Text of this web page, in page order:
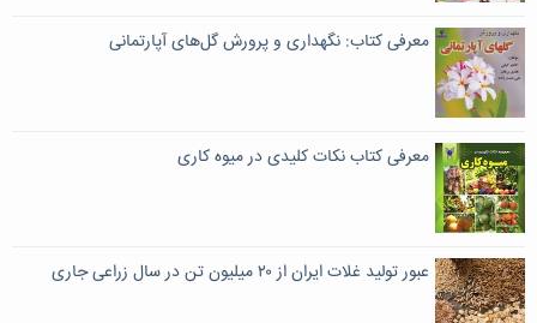
معرفی کتاب: نگهداری و پرورش گل‌های آپارتمانی
معرفی کتاب نکات کلیدی در میوه کاری
عبور تولید غلات ایران از ۲۰ میلیون تن در سال زراعی جاری